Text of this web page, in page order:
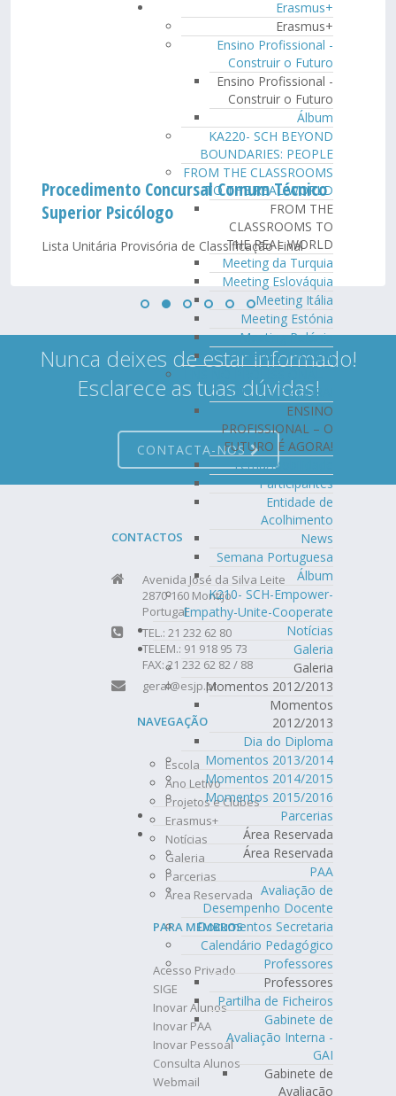
Erasmus+
Erasmus+
Ensino Profissional -
Construir o Futuro
Ensino Profissional -
Construir o Futuro
Álbum
KA220- SCH BEYOND
BOUNDARIES: PEOPLE
FROM THE CLASSROOMS
TO THE REAL WORLD
FROM THE
CLASSROOMS TO
THE REAL WORLD
Meeting da Turquia
Meeting Eslováquia
Meeting Itália
Meeting Estónia
Meeting Polónia
Meeting Portugal
O FUTURO É AGORA!
ENSINO
PROFISSIONAL – O
FUTURO É AGORA!
Tema/Mobilidade
Participantes
Entidade de
Acolhimento
News
Semana Portuguesa
Álbum
K210- SCH-Empower-
Empathy-Unite-Cooperate
Notícias
Galeria
Galeria
Momentos 2012/2013
Momentos
2012/2013
Dia do Diploma
Momentos 2013/2014
Momentos 2014/2015
Momentos 2015/2016
Parcerias
Área Reservada
Área Reservada
PAA
Avaliação de
Desempenho Docente
Documentos Secretaria
Calendário Pedagógico
Professores
Professores
Partilha de Ficheiros
Gabinete de
Avaliação Interna -
GAI
Gabinete de
Avaliação
Procedimento Concursal Comum Técnico
Superior Psicólogo
Lista Unitária Provisória de Classificação Final
Nunca deixes de estar informado!
Esclarece as tuas dúvidas!
CONTACTA-NOS
CONTACTOS
Avenida José da Silva Leite
2870-160 Montijo
Portugal
TEL.: 21 232 62 80
TELEM.: 91 918 95 73
FAX: 21 232 62 82 / 88
geral@esjp.pt
NAVEGAÇÃO
Escola
Ano Letivo
Projetos e Clubes
Erasmus+
Notícias
Galeria
Parcerias
Área Reservada
PARA MEMBROS
Acesso Privado
SIGE
Inovar Alunos
Inovar PAA
Inovar Pessoal
Consulta Alunos
Webmail